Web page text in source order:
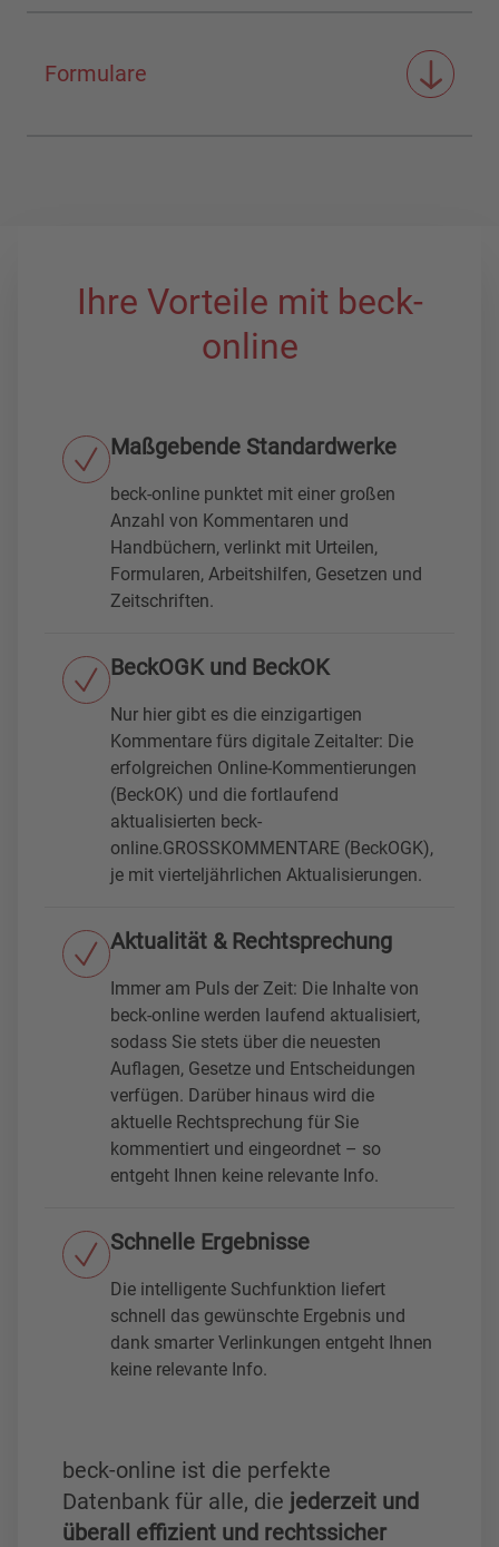
Formulare
Ihre Vorteile mit beck-
online
Maßgebende Standardwerke
beck-online punktet mit einer großen
Anzahl von Kommentaren und
Handbüchern, verlinkt mit Urteilen,
Formularen, Arbeitshilfen, Gesetzen und
Zeitschriften.
BeckOGK und BeckOK
Nur hier gibt es die einzigartigen
Kommentare fürs digitale Zeitalter: Die
erfolgreichen Online-Kommentierungen
(BeckOK) und die fortlaufend
aktualisierten beck-
online.GROSSKOMMENTARE (BeckOGK),
je mit vierteljährlichen Aktualisierungen.
Aktualität & Rechtsprechung
Immer am Puls der Zeit: Die Inhalte von
beck-online werden laufend aktualisiert,
sodass Sie stets über die neuesten
Auflagen, Gesetze und Entscheidungen
verfügen. Darüber hinaus wird die
aktuelle Rechtsprechung für Sie
kommentiert und eingeordnet – so
entgeht Ihnen keine relevante Info.
Schnelle Ergebnisse
Die intelligente Suchfunktion liefert
schnell das gewünschte Ergebnis und
dank smarter Verlinkungen entgeht Ihnen
keine relevante Info.
beck-online ist die perfekte
Datenbank für alle, die jederzeit und
überall effizient und rechtssicher